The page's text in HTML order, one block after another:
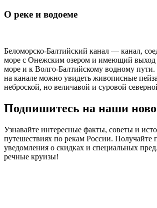
О реке и водоеме
Беломорско-Балтийский канал — канал,
море с Онежским озером и имеющий выход
море и к Волго-Балтийскому водному пути.
на канале можно увидеть живописные
неброской, но величавой и суровой
Подпишитесь на наши
Узнавайте интересные факты, советы и
путешествиях по рекам России. Получайте
уведомления о скидках и специальных
речные круизы!